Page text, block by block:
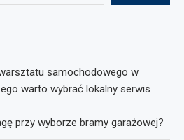
samochodowego w
warto wybrać lokalny serwis
przy wyborze bramy garażowej?